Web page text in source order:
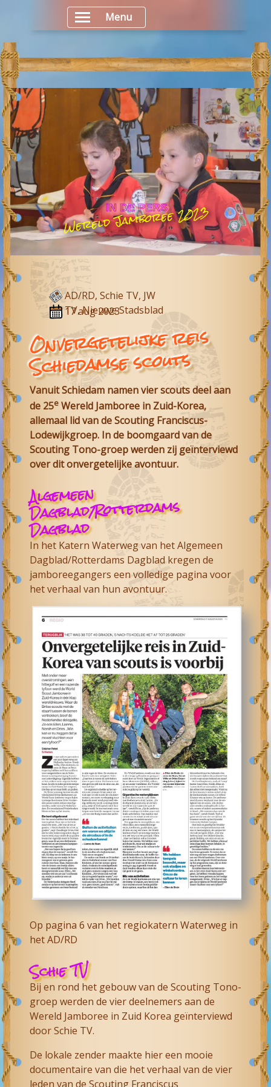
IN DE PERS
Wereld Jamboree 2023
AD/RD, Schie TV, JW
TV, Nieuwe Stadsblad
17 aug 2023
Onvergetelijke reis
Schiedamse scouts
Vanuit Schiedam namen vier scouts deel aan
de 25e Wereld Jamboree in Zuid-Korea,
allemaal lid van de Scouting Franciscus-
Lodewijkgroep. In de boomgaard van de
Scouting Tono-groep werden zij geïnterviewd
over dit onvergetelijke avontuur.
Algemeen
Dagblad/Rotterdams
Dagblad
In het Katern Waterweg van het Algemeen
Dagblad/Rotterdams Dagblad kregen de
jamboreegangers een volledige pagina voor
het verhaal van hun avontuur.
Op pagina 6 van het regiokatern Waterweg in
het AD/RD
Schie TV
Bij en rond het gebouw van de Scouting Tono-
groep werden de vier deelnemers aan de
Wereld Jamboree in Zuid Korea geïnterviewd
door Schie TV.
De lokale zender maakte hier een mooie
documentaire van die het verhaal van de vier
leden van de Scouting Franciscus
Menu